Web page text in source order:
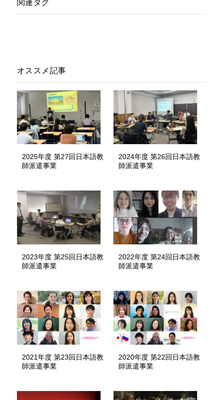
関連タグ
オススメ記事
2025年度 第27回日本語教
師派遣事業
2024年度 第26回日本語教
師派遣事業
2023年度 第25回日本語教
師派遣事業
2022年度 第24回日本語教
師派遣事業
2021年度 第23回日本語教
師派遣事業
2020年度 第22回日本語教
師派遣事業